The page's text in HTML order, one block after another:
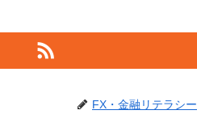
FX・金融リテラシー